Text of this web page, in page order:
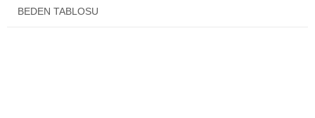
BEDEN TABLOSU